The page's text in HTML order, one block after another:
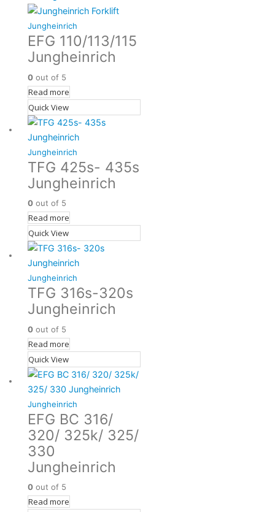
Jungheinrich
EFG 110/113/115
Jungheinrich
0 out of 5
Read more
Quick View
Jungheinrich
TFG 425s- 435s
Jungheinrich
0 out of 5
Read more
Quick View
Jungheinrich
TFG 316s-320s
Jungheinrich
0 out of 5
Read more
Quick View
Jungheinrich
EFG BC 316/
320/ 325k/ 325/
330
Jungheinrich
0 out of 5
Read more